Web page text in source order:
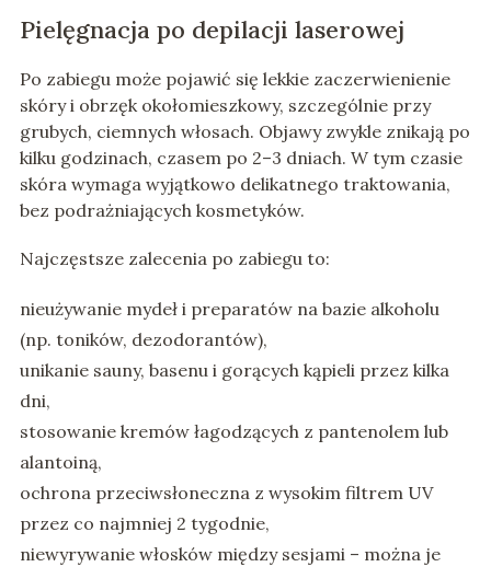
Pielęgnacja po depilacji laserowej
Po zabiegu może pojawić się lekkie zaczerwienienie
skóry i obrzęk okołomieszkowy, szczególnie przy
grubych, ciemnych włosach. Objawy zwykle znikają po
kilku godzinach, czasem po 2–3 dniach. W tym czasie
skóra wymaga wyjątkowo delikatnego traktowania,
bez podrażniających kosmetyków.
Najczęstsze zalecenia po zabiegu to:
nieużywanie mydeł i preparatów na bazie alkoholu
(np. toników, dezodorantów),
unikanie sauny, basenu i gorących kąpieli przez kilka
dni,
stosowanie kremów łagodzących z pantenolem lub
alantoiną,
ochrona przeciwsłoneczna z wysokim filtrem UV
przez co najmniej 2 tygodnie,
niewyrywanie włosków między sesjami – można je